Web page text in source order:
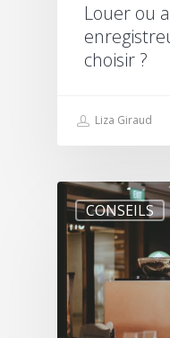
Louer ou
choisir ?
Liza Giraud
CONSEILS